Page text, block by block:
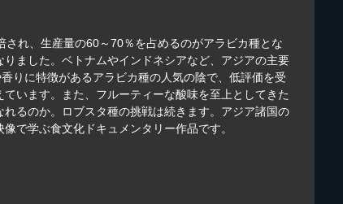
れ、生産量の60～70％を占めるのがアラビカ種とな
ました。ベトナムやインドネシアなど、アジアの主要
りに特徴があるアラビカ種の人気の陰で、低評価を受
います。また、フルーティーな酸味を至上としてきた
るのか。ロブスタ種の挑戦は続きます。アジア諸国の
で学ぶ食文化ドキュメンタリー作品です。